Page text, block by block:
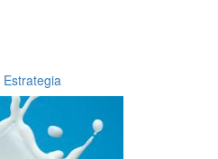
Estrategia